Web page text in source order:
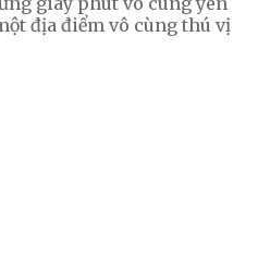
địa điểm vô cùng thú vị